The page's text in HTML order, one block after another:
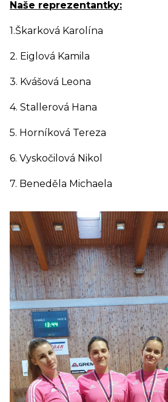
Naše reprezentantky:
1.Škarková Karolína
2. Eiglová Kamila
3. Kvášová Leona
4. Stallerová Hana
5. Horníková Tereza
6. Vyskočilová Nikol
7. Beneděla Michaela